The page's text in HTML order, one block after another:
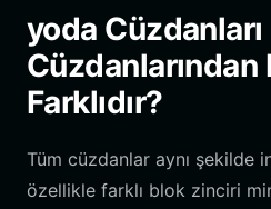
yoda
Cüzdanlarından
Farklıdır?
Tüm cüzdanlar aynı şekilde
özellikle farklı blok zinciri